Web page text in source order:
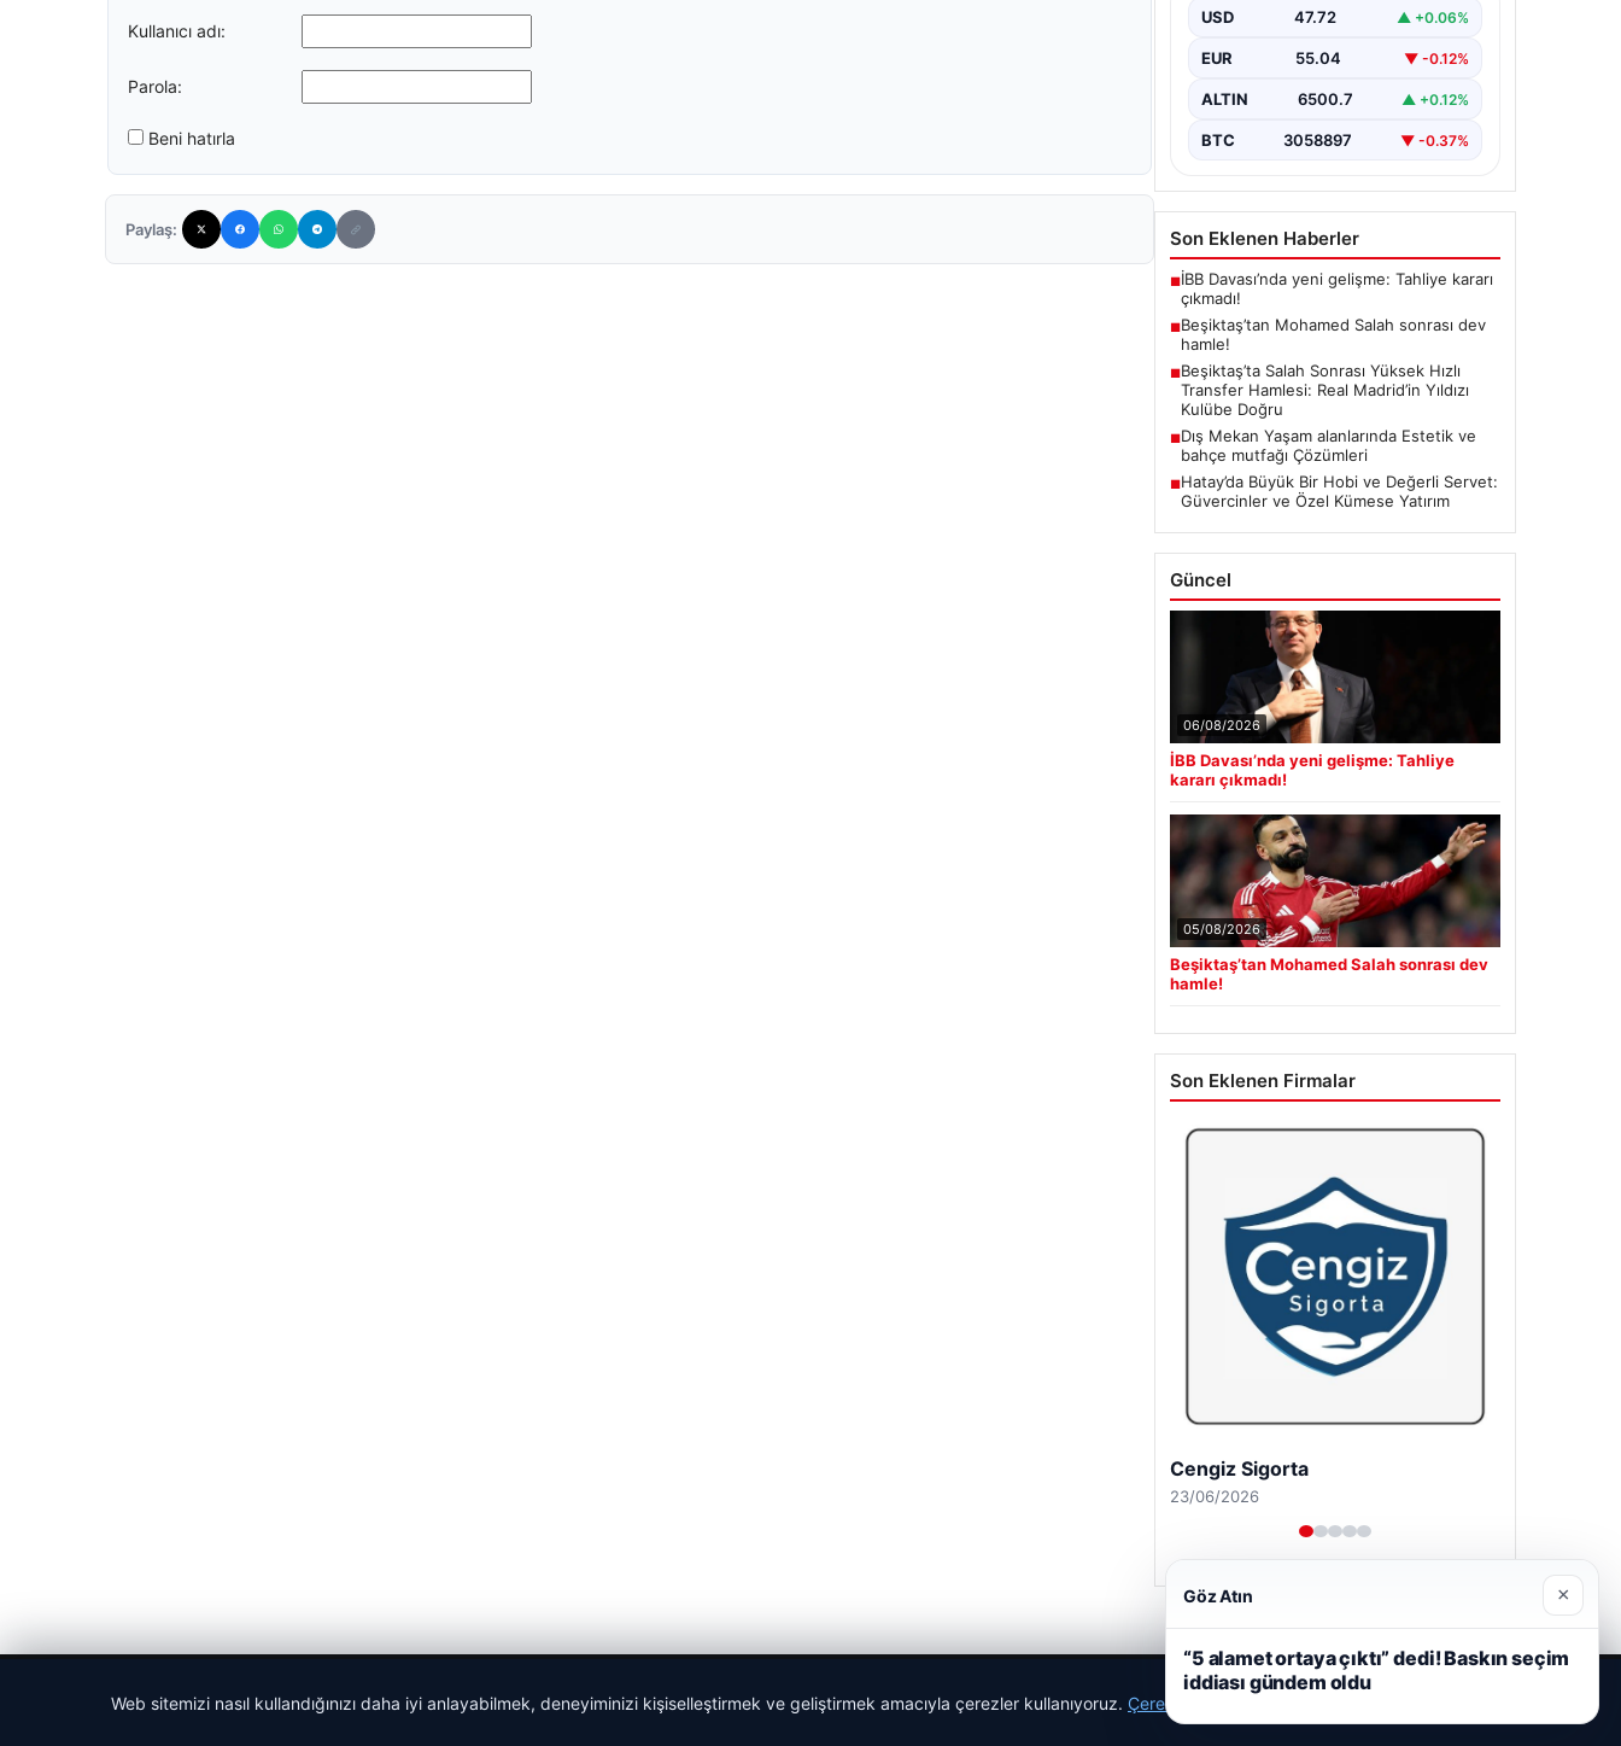
Kullanıcı adı:
Parola:
Beni hatırla
Paylaş:
USD 47.72 ▲ +0.06%
EUR 55.04 ▼ -0.12%
ALTIN 6500.7 ▲ +0.12%
BTC 3058897 ▼ -0.37%
Son Eklenen Haberler
■İBB Davası’nda yeni gelişme: Tahliye kararı
çıkmadı!
■Beşiktaş’tan Mohamed Salah sonrası dev
hamle!
■Beşiktaş’ta Salah Sonrası Yüksek Hızlı
Transfer Hamlesi: Real Madrid’in Yıldızı
Kulübe Doğru
■Dış Mekan Yaşam alanlarında Estetik ve
bahçe mutfağı Çözümleri
■Hatay’da Büyük Bir Hobi ve Değerli Servet:
Güvercinler ve Özel Kümese Yatırım
Güncel
06/08/2026
İBB Davası’nda yeni gelişme: Tahliye
kararı çıkmadı!
05/08/2026
Beşiktaş’tan Mohamed Salah sonrası dev
hamle!
Son Eklenen Firmalar
Cengiz Sigorta
23/06/2026
Web sitemizi nasıl kullandığınızı daha iyi anlayabilmek, deneyiminizi kişiselleştirmek ve geliştirmek amacıyla çerezler kullanıyoruz. Çerez Politikamız
Göz Atın ×
“5 alamet ortaya çıktı” dedi! Baskın seçim
iddiası gündem oldu